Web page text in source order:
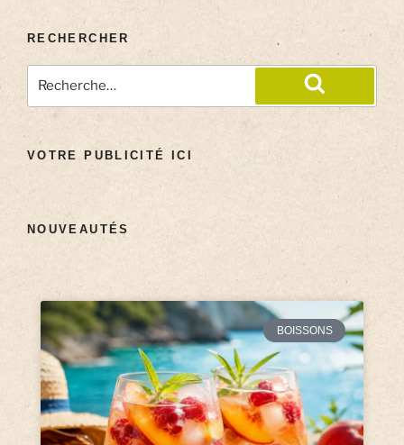
RECHERCHER
VOTRE PUBLICITÉ ICI
NOUVEAUTÉS
BOISSONS